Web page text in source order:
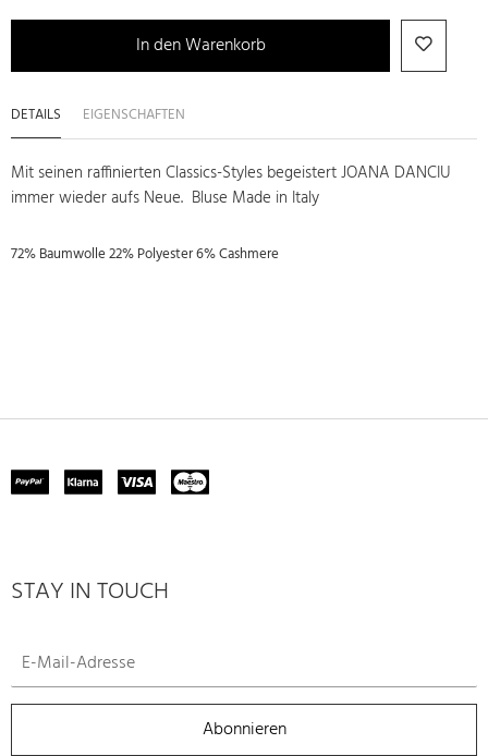
In den Warenkorb
DETAILS EIGENSCHAFTEN
Mit seinen raffinierten Classics-Styles begeistert JOANA DANCIU
immer wieder aufs Neue. Bluse Made in Italy
72% Baumwolle 22% Polyester 6% Cashmere
STAY IN TOUCH
Abonnieren